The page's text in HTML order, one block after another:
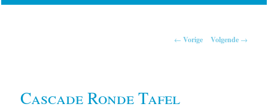
← Vorige Volgende →
Cascade Ronde Tafel